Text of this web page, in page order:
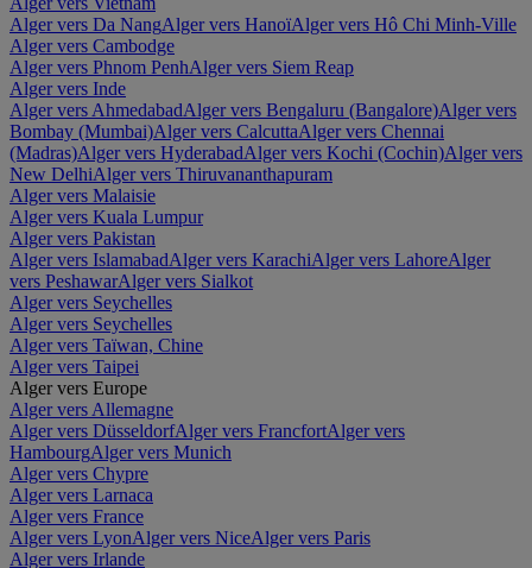
Alger vers Da NangAlger vers HanoïAlger vers Hô Chi Minh-Ville
Alger vers Cambodge
Alger vers Phnom PenhAlger vers Siem Reap
Alger vers Inde
Alger vers AhmedabadAlger vers Bengaluru (Bangalore)Alger vers
Bombay (Mumbai)Alger vers CalcuttaAlger vers Chennai
(Madras)Alger vers HyderabadAlger vers Kochi (Cochin)Alger vers
New DelhiAlger vers Thiruvananthapuram
Alger vers Malaisie
Alger vers Kuala Lumpur
Alger vers Pakistan
Alger vers IslamabadAlger vers KarachiAlger vers LahoreAlger
vers PeshawarAlger vers Sialkot
Alger vers Seychelles
Alger vers Seychelles
Alger vers Taïwan, Chine
Alger vers Taipei
Alger vers Europe
Alger vers Allemagne
Alger vers DüsseldorfAlger vers FrancfortAlger vers
HambourgAlger vers Munich
Alger vers Chypre
Alger vers Larnaca
Alger vers France
Alger vers LyonAlger vers NiceAlger vers Paris
Alger vers Irlande